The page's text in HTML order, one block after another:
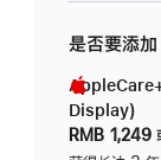
是否要添
Display)
RMB 1,249